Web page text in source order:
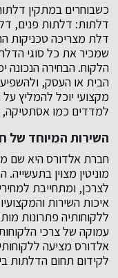
כשבוחרים במתקין
דלתות: דלתות פנים,
דלת מצריכה טכניקות
שמכיר את כל סוגי
הלקוח. הבחירה
הבית או העסק,
מקצועי יוכל להמליץ
למדדים כמו אסתטיקה,
השירות המיוחד של
חברת אלדורס היא שם
מוניטין מצוין
לצרכן, ומתחייבת
איכות השירות
ללקוחותיה פתרונות
עמוקה של צרכי
אלדורס מציעה
לקידום תחום הדלתות